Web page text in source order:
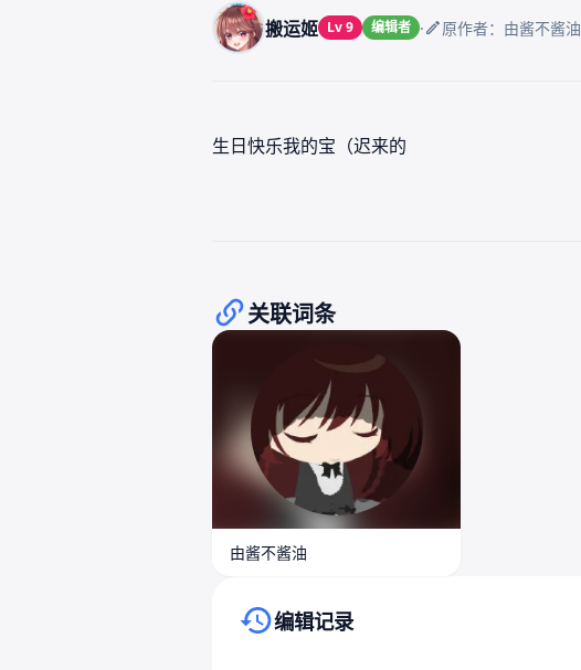
搬运姬 Lv 9 编辑者 · 原作者：由酱不酱油
生日快乐我的宝（迟来的
关联词条
由酱不酱油
编辑记录